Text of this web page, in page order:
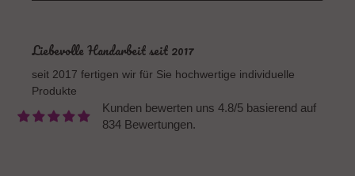
Liebevolle Handarbeit seit 2017
seit 2017 fertigen wir für Sie hochwertige individuelle
Produkte
Kunden bewerten uns 4.8/5 basierend auf
834 Bewertungen.